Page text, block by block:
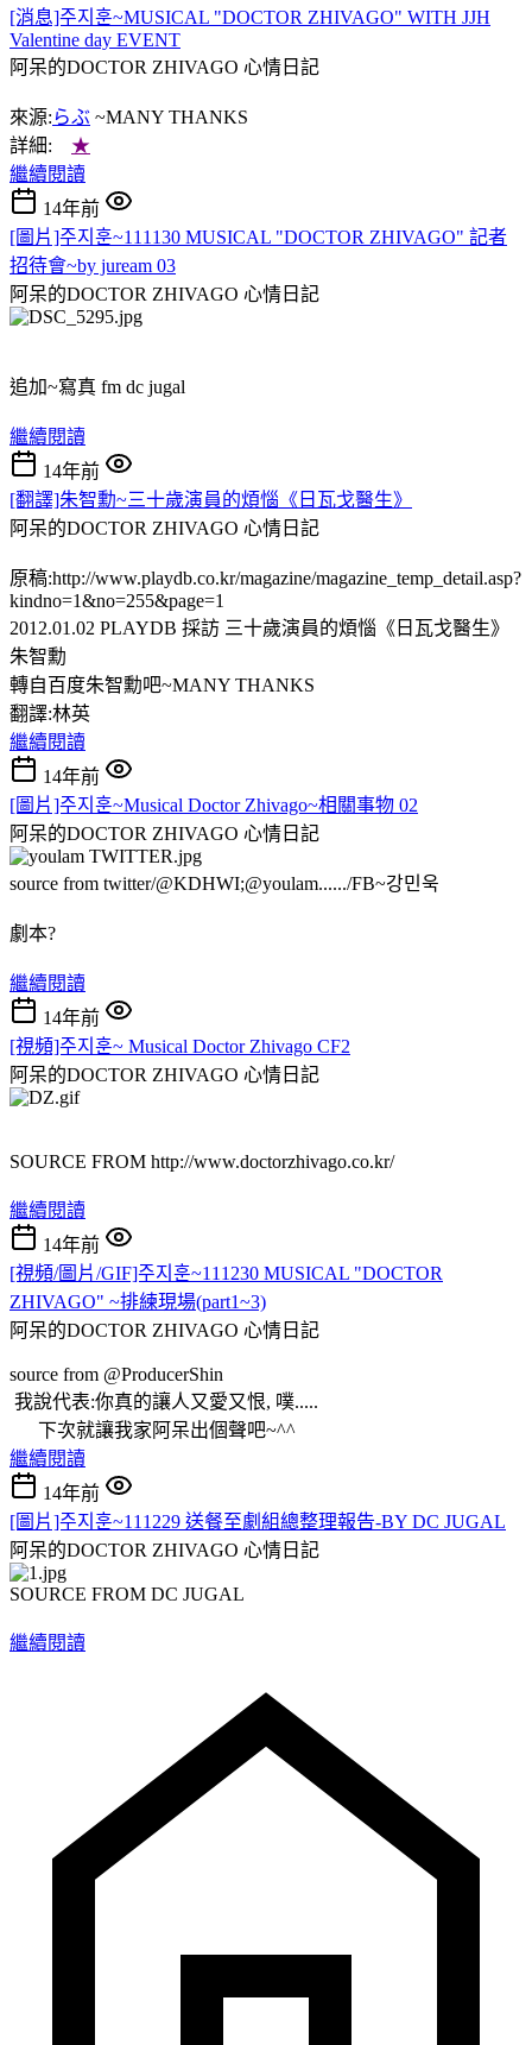
[消息]주지훈~MUSICAL "DOCTOR ZHIVAGO" WITH JJH
Valentine day EVENT
阿呆的DOCTOR ZHIVAGO 心情日記
來源: らぶ ~MANY THANKS
詳細: ★
繼續閱讀
14年前
[圖片]주지훈~111130 MUSICAL "DOCTOR ZHIVAGO" 記者
招待會~by juream 03
阿呆的DOCTOR ZHIVAGO 心情日記
追加~寫真 fm dc jugal
繼續閱讀
14年前
[翻譯]朱智勳~三十歲演員的煩惱《日瓦戈醫生》
阿呆的DOCTOR ZHIVAGO 心情日記
原稿:http://www.playdb.co.kr/magazine/magazine_temp_detail.asp?
kindno=1&no=255&page=1
2012.01.02 PLAYDB 採訪 三十歲演員的煩惱《日瓦戈醫生》
朱智勳
轉自百度朱智勳吧~MANY THANKS
翻譯:林英
繼續閱讀
14年前
[圖片]주지훈~Musical Doctor Zhivago~相關事物 02
阿呆的DOCTOR ZHIVAGO 心情日記
source from twitter/@KDHWI;@youlam....../FB~강민욱
劇本?
繼續閱讀
14年前
[視頻]주지훈~ Musical Doctor Zhivago CF2
阿呆的DOCTOR ZHIVAGO 心情日記
SOURCE FROM http://www.doctorzhivago.co.kr/
繼續閱讀
14年前
[視頻/圖片/GIF]주지훈~111230 MUSICAL "DOCTOR
ZHIVAGO" ~排練現場(part1~3)
阿呆的DOCTOR ZHIVAGO 心情日記
source from @ProducerShin
我說代表:你真的讓人又愛又恨, 噗.....
下次就讓我家阿呆出個聲吧~^^
繼續閱讀
14年前
[圖片]주지훈~111229 送餐至劇組總整理報告-BY DC JUGAL
阿呆的DOCTOR ZHIVAGO 心情日記
SOURCE FROM DC JUGAL
繼續閱讀